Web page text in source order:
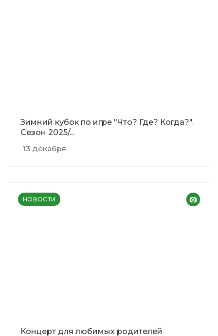
13 декабря
Зимний кубок по игре "Что? Где? Когда?".
Сезон 2025/...
НОВОСТИ
Концерт для любимых родителей